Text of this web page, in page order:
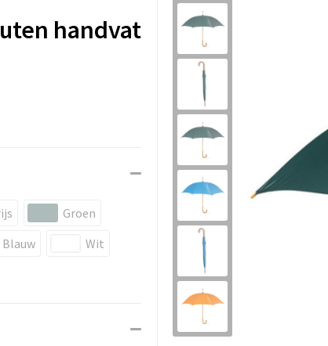
handvat
Groen
Blauw
Wit